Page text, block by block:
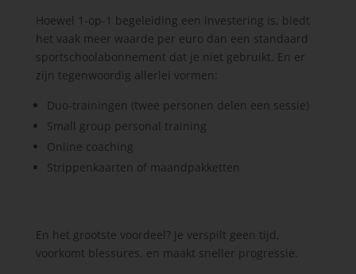
Hoewel 1-op-1 begeleiding een investering is, biedt
het vaak meer waarde per euro dan een standaard
sportschoolabonnement dat je niet gebruikt. En er
zijn tegenwoordig allerlei vormen:
Duo-trainingen (twee personen delen een sessie)
Small group personal training
Online coaching
Strippenkaarten of maandpakketten
En het grootste voordeel? Je verspilt geen tijd,
voorkomt blessures, en maakt sneller progressie.